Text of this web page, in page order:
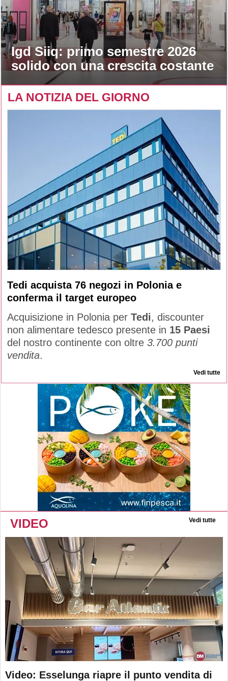
Igd Siiq: primo semestre 2026
solido con una crescita costante
LA NOTIZIA DEL GIORNO
Tedi acquista 76 negozi in Polonia e
conferma il target europeo
Acquisizione in Polonia per Tedi, discounter
non alimentare tedesco presente in 15 Paesi
del nostro continente con oltre 3.700 punti
vendita.
Vedi tutte
VIDEO Vedi tutte
Video: Esselunga riapre il punto vendita di